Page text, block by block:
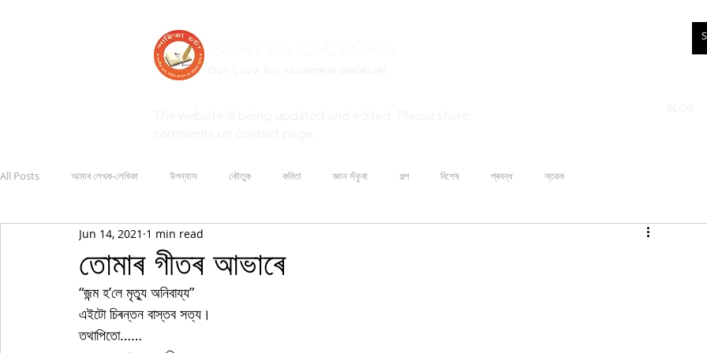
All Posts আমাৰ লেখক-লেখিকা উপন্যাস কৌতুক কবিতা জ্ঞান সঁফুৰা গল্প বিশেষ প্ৰবন্ধ স্তৱক
তোমাৰ গীতৰ আভাৰে
Jun 14, 2021 1 min read
“জন্ম হ’লে মৃত্যু অনিবায্য”
এইটো চিৰন্তন বাস্তব সত্য।
তথাপিতো……